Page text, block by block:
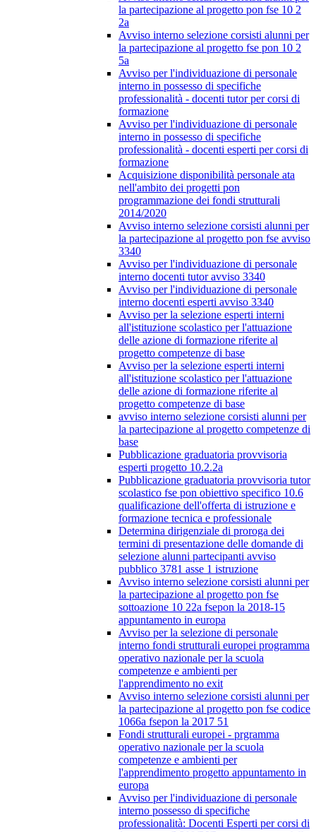
la partecipazione al progetto pon fse 10 2
2a
Avviso interno selezione corsisti alunni per
la partecipazione al progetto fse pon 10 2
5a
Avviso per l'individuazione di personale
interno in possesso di specifiche
professionalità - docenti tutor per corsi di
formazione
Avviso per l'individuazione di personale
interno in possesso di specifiche
professionalità - docenti esperti per corsi di
formazione
Acquisizione disponibilità personale ata
nell'ambito dei progetti pon
programmazione dei fondi strutturali
2014/2020
Avviso interno selezione corsisti alunni per
la partecipazione al progetto pon fse avviso
3340
Avviso per l'individuazione di personale
interno docenti tutor avviso 3340
Avviso per l'individuazione di personale
interno docenti esperti avviso 3340
Avviso per la selezione esperti interni
all'istituzione scolastico per l'attuazione
delle azione di formazione riferite al
progetto competenze di base
Avviso per la selezione esperti interni
all'istituzione scolastico per l'attuazione
delle azione di formazione riferite al
progetto competenze di base
avviso interno selezione corsisti alunni per
la partecipazione al progetto competenze di
base
Pubblicazione graduatoria provvisoria
esperti progetto 10.2.2a
Pubblicazione graduatoria provvisoria tutor
scolastico fse pon obiettivo specifico 10.6
qualificazione dell'offerta di istruzione e
formazione tecnica e professionale
Determina dirigenziale di proroga dei
termini di presentazione delle domande di
selezione alunni partecipanti avviso
pubblico 3781 asse 1 istruzione
Avviso interno selezione corsisti alunni per
la partecipazione al progetto pon fse
sottoazione 10 22a fsepon la 2018-15
appuntamento in europa
Avviso per la selezione di personale
interno fondi strutturali europei programma
operativo nazionale per la scuola
competenze e ambienti per
l'apprendimento no exit
Avviso interno selezione corsisti alunni per
la partecipazione al progetto pon fse codice
1066a fsepon la 2017 51
Fondi strutturali europei - prgramma
operativo nazionale per la scuola
competenze e ambienti per
l'apprendimento progetto appuntamento in
europa
Avviso per l'individuazione di personale
interno possesso di specifiche
professionalità: Docenti Esperti per corsi di